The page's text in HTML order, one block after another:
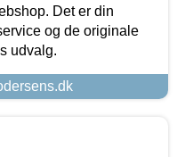
Det er din
og de originale
udvalg.